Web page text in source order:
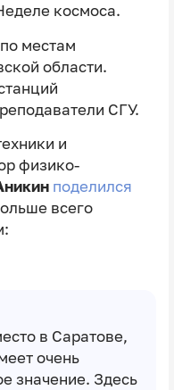
космоса.
местам
области.
СГУ.
и
физико-
поделился
всего
в Саратове,
очень
значение. Здесь